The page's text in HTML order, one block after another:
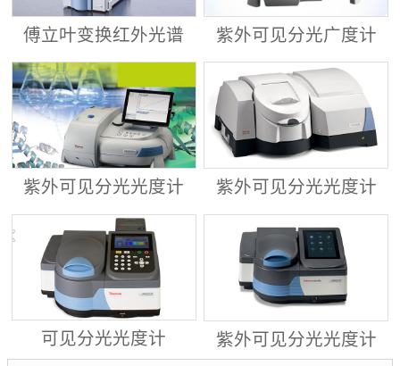
傅立叶变换红外光谱
仪 ALPHA II
紫外可见分光广度计
Evolution™ 201/220
紫外可见分光光度计
Evolution™ 260
紫外可见分光光度计
Evolution™ 350
可见分光光度计
紫外可见分光光度计